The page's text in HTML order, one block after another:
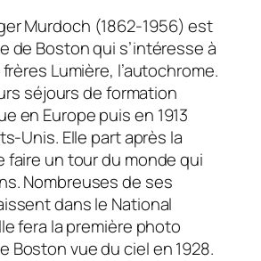
Murdoch (1862-1956) est
de Boston qui s’intéresse à
Lumière, l’autochrome.
séjours de formation
en Europe puis en 1913
Unis. Elle part après la
faire un tour du monde qui
Nombreuses de ses
dans le National
fera la première photo
Boston vue du ciel en 1928.